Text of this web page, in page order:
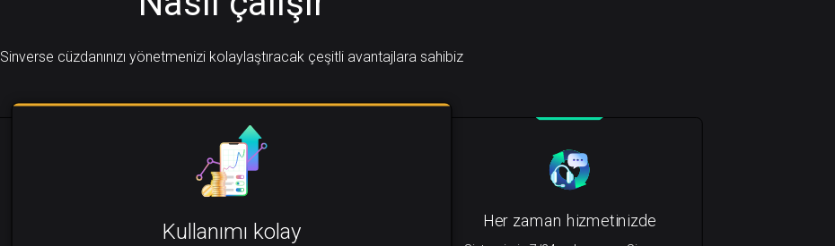
Sinverse cüzdanınızı yönetmenizi kolaylaştıracak çeşitli avantajlara sahibiz
Kullanımı kolay Her zaman hizmetinizde